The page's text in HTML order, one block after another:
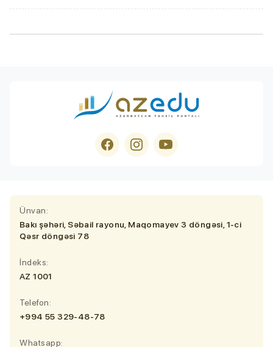
Ünvan:
Bakı şəhəri, Səbail rayonu, Maqomayev 3 döngəsi, 1-ci
Qəsr döngəsi 78
İndeks:
AZ 1001
Telefon:
+994 55 329-48-78
Whatsapp: